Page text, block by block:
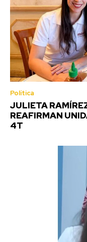
Política
JULIETA
REAFIRMAN
4T